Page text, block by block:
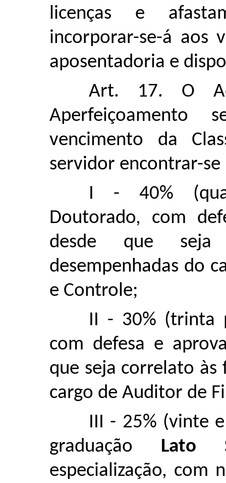
licenças e
incorporar-se-á aos
aposentadoria e
Art. 17. O
Aperfeiçoamento
vencimento da
servidor encontrar-se
I - 40%
Doutorado, com
desde que seja
desempenhadas do
e Controle;
II - 30% (trinta
com defesa e
que seja correlato às
cargo de Auditor de
III - 25% (vinte
graduação Lato
especialização, com